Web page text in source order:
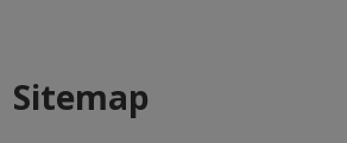
Sitemap